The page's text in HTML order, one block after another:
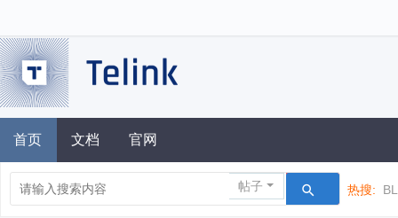
首页 文档 官网
帖子 热搜: